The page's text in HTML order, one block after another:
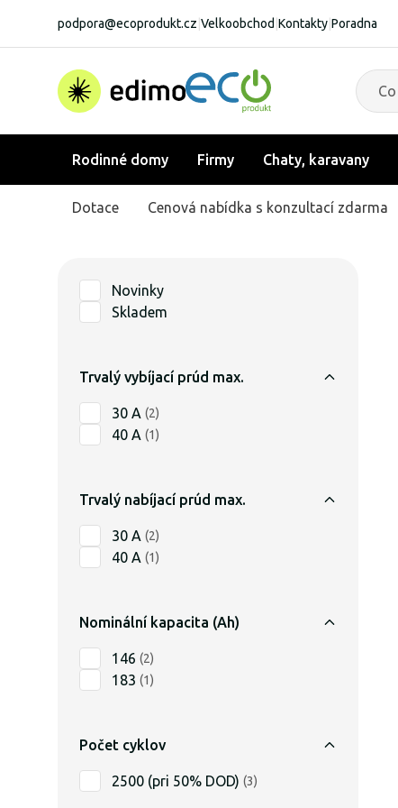
podpora@ecoprodukt.cz Velkoobchod Kontakty Poradna
Rodinné domy Firmy Chaty, karavany
Dotace Cenová nabídka s konzultací zdarma
Novinky
Skladem
Trvalý vybíjací prúd max.
30 A (2)
40 A (1)
Trvalý nabíjací prúd max.
30 A (2)
40 A (1)
Nominální kapacita (Ah)
146 (2)
183 (1)
Počet cyklov
2500 (pri 50% DOD) (3)